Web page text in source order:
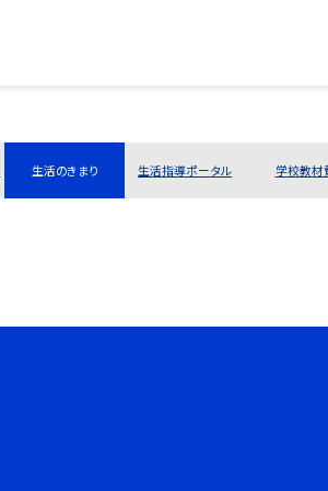
生活のきまり 生活指導ポータル 学校教材